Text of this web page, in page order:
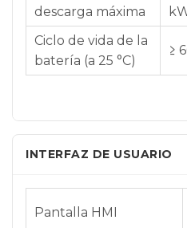
descarga máxima
Ciclo de vida de la
batería (a 25 °C)
≥
INTERFAZ DE USUARIO
Pantalla HMI